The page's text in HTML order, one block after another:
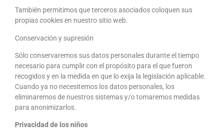
También permitimos que terceros asociados coloquen sus
propias cookies en nuestro sitio web.
Conservación y supresión
Sólo conservaremos sus datos personales durante el tiempo
necesario para cumplir con el propósito para el que fueron
recogidos y en la medida en que lo exija la legislación aplicable.
Cuando ya no necesitemos los datos personales, los
eliminaremos de nuestros sistemas y/o tomaremos medidas
para anonimizarlos.
Privacidad de los niños